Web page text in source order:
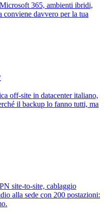
365, ambienti ibridi,
davvero per la tua
off-site in datacenter italiano,
il backup lo fanno tutti, ma
site-to-site, cablaggio
alla sede con 200 postazioni: